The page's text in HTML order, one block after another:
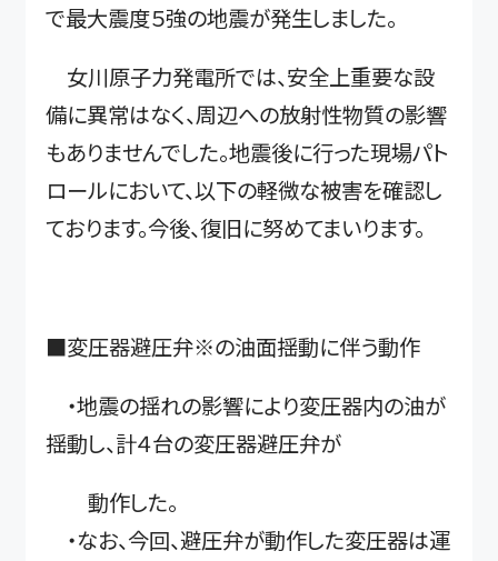
で最大震度５強の地震が発生しました。
女川原子力発電所では、安全上重要な設
備に異常はなく、周辺への放射性物質の影響
もありませんでした。地震後に行った現場パト
ロールにおいて、以下の軽微な被害を確認し
ております。今後、復旧に努めてまいります。
■変圧器避圧弁※の油面揺動に伴う動作
・地震の揺れの影響により変圧器内の油が
揺動し、計４台の変圧器避圧弁が
動作した。
・なお、今回、避圧弁が動作した変圧器は運